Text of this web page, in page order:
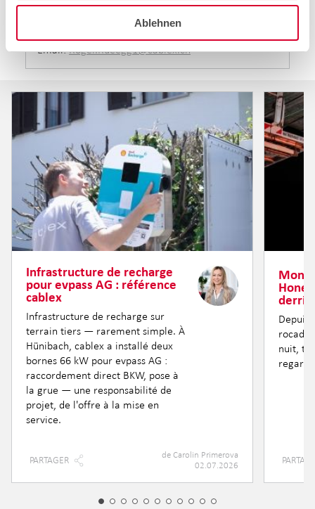
Ablehnen
Email:Roger.Rueegg1@cablex.ch
Infrastructure de recharge
pour evpass AG : référence
cablex
Infrastructure de recharge sur
terrain tiers — rarement simple. À
Hünibach, cablex a installé deux
bornes 66 kW pour evpass AG :
raccordement direct BKW, pose à
la grue — une responsabilité de
projet, de l'offre à la mise en
service.
PARTAGER deCarolin Primerova
02.07.2026
Depuis
rocade
nuit,
regard